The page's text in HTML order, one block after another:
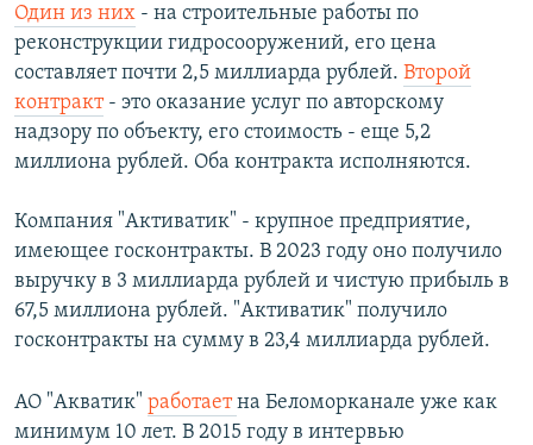
Один из них - на строительные работы по
реконструкции гидросооружений, его цена
составляет почти 2,5 миллиарда рублей. Второй
контракт- это оказание услуг по авторскому
надзору по объекту, его стоимость - еще 5,2
миллиона рублей. Оба контракта исполняются.
Компания "Активатик" - крупное предприятие,
имеющее госконтракты. В 2023 году оно получило
выручку в 3 миллиарда рублей и чистую прибыль в
67,5 миллиона рублей. "Активатик" получило
госконтракты на сумму в 23,4 миллиарда рублей.
АО "Акватик" работаетна Беломорканале уже как
минимум 10 лет. В 2015 году в интервью